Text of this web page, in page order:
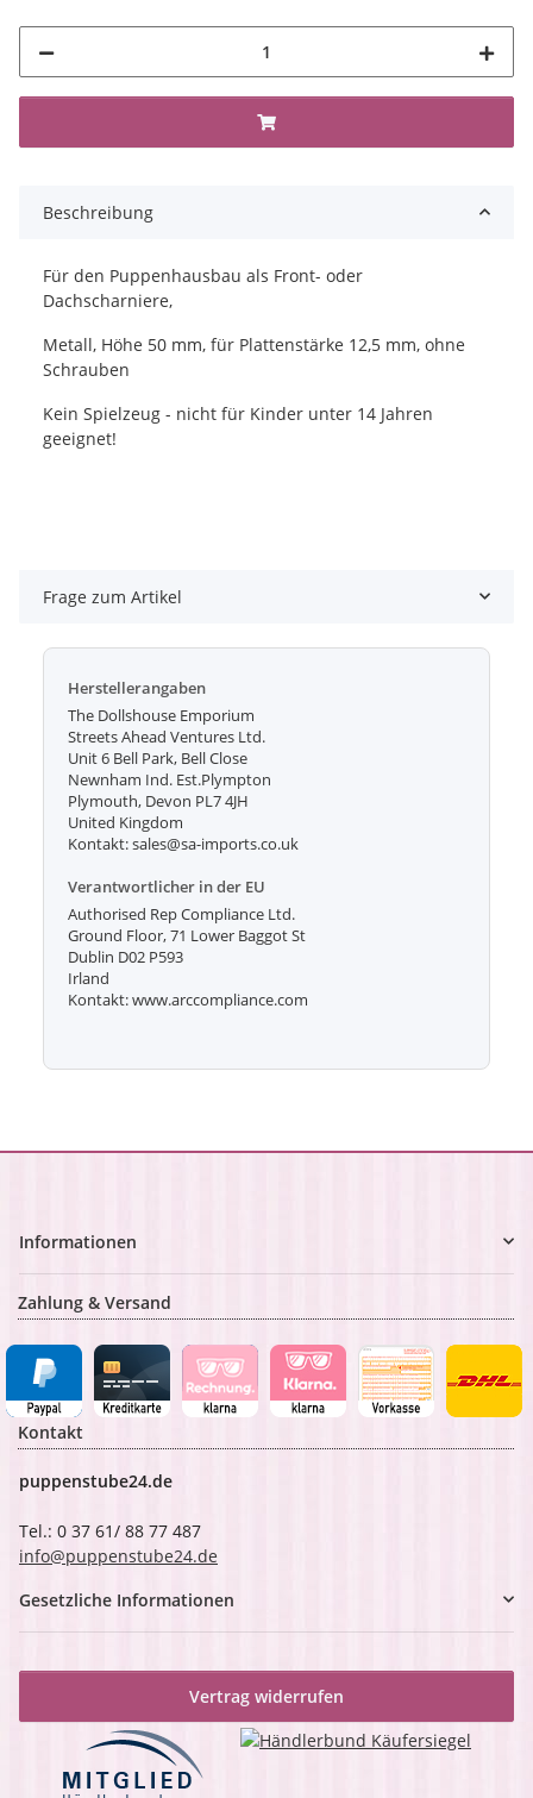
Beschreibung
Für den Puppenhausbau als Front- oder
Dachscharniere,
Metall, Höhe 50 mm, für Plattenstärke 12,5 mm, ohne
Schrauben
Kein Spielzeug - nicht für Kinder unter 14 Jahren
geeignet!
Frage zum Artikel
Herstellerangaben
The Dollshouse Emporium
Streets Ahead Ventures Ltd.
Unit 6 Bell Park, Bell Close
Newnham Ind. Est.Plympton
Plymouth, Devon PL7 4JH
United Kingdom
Kontakt: sales@sa-imports.co.uk
Verantwortlicher in der EU
Authorised Rep Compliance Ltd.
Ground Floor, 71 Lower Baggot St
Dublin D02 P593
Irland
Kontakt: www.arccompliance.com
Informationen
Zahlung & Versand
Kontakt
puppenstube24.de
Tel.: 0 37 61/ 88 77 487
info@puppenstube24.de
Gesetzliche Informationen
Vertrag widerrufen